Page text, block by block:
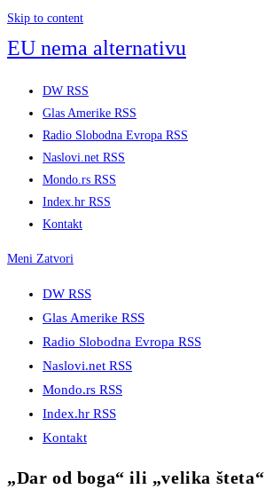
Skip to content
EU nema alternativu
DW RSS
Glas Amerike RSS
Radio Slobodna Evropa RSS
Naslovi.net RSS
Mondo.rs RSS
Index.hr RSS
Kontakt
Meni Zatvori
DW RSS
Glas Amerike RSS
Radio Slobodna Evropa RSS
Naslovi.net RSS
Mondo.rs RSS
Index.hr RSS
Kontakt
„Dar od boga“ ili „velika šteta“